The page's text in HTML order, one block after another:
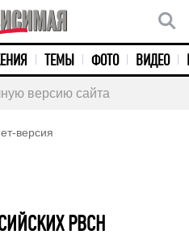
ТЕМЫ ФОТО ВИДЕО
версию сайта
версия
РВСН